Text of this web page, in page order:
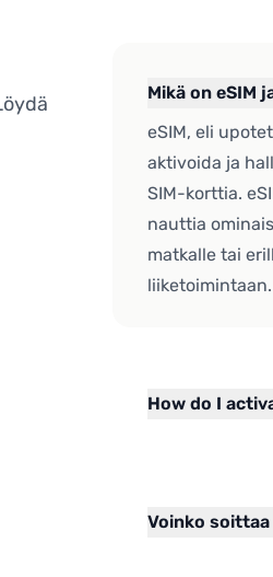
Mikä on eSIM
eSIM, eli
aktivoida ja
SIM-korttia.
nauttia
matkalle tai
liiketoimintaan.
How do I
Voinko